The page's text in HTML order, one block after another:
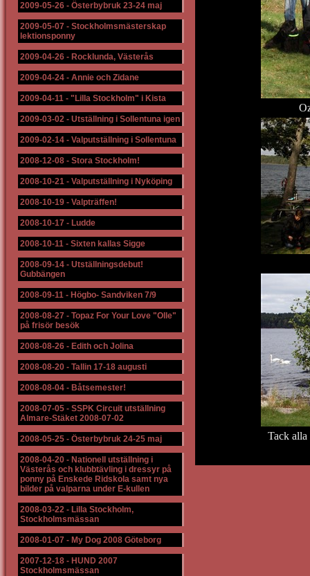
2009-05-26 - Österbybruk 23-24 maj
2009-05-07 - Stockholmsmästerskap
lektionsponny
2009-04-26 - Rocklunda, Västerås
2009-04-24 - Annie och Zidane
2009-04-11 - "Lilla Stockholm" i Kista
2009-03-02 - Utställning i Sollentuna igen
2009-02-14 - Valputställning i Sollentuna
2008-12-08 - Stora Stockholm!
2008-10-21 - Valputställning i Nyköping
2008-10-19 - Valpträffen!
2008-10-17 - Ludde
2008-10-11 - Sixten kallas Sigge
2008-09-14 - Utställningsdebut!
Gubbängen
2008-09-11 - Högbo- Sandviken 7/9
2008-08-27 - Topaz For Your Love "Olle"
på frisör besök
2008-08-26 - Edith och Jolina
2008-08-20 - Tallin 17-18 augusti
2008-08-04 - Båtsemester!
2008-07-05 - SSPK Circuit utställning
Almare-Stäket 2008-07-02
2008-05-25 - Österbybruk 24-25 maj
2008-04-20 - Nationell utställning i
Västerås och klubbtävling i dressyr på
ponny på Enskede Ridskola samt nya
bilder på valparna under E-kullen
2008-03-22 - Lilla Stockholm,
Stockholmsmässan
2008-01-07 - My Dog 2008 Göteborg
2007-12-18 - HUND 2007
Stockholmsmässan
Tack alla